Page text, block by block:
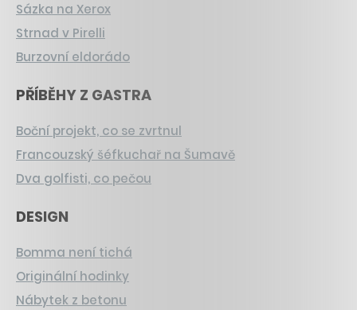
Sázka na Xerox
Strnad v Pirelli
Burzovní eldorádo
PŘÍBĚHY Z GASTRA
Boční projekt, co se zvrtnul
Francouzský šéfkuchař na Šumavě
Dva golfisti, co pečou
DESIGN
Bomma není tichá
Originální hodinky
Nábytek z betonu